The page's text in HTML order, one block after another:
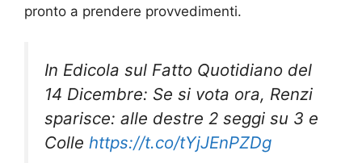
pronto a prendere provvedimenti.
In Edicola sul Fatto Quotidiano del
14 Dicembre: Se si vota ora, Renzi
sparisce: alle destre 2 seggi su 3 e
Colle https://t.co/tYjJEnPZDg